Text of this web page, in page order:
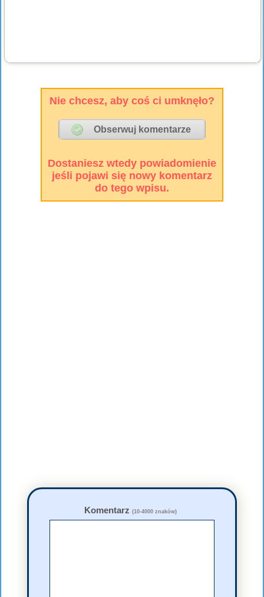
Nie chcesz, aby coś ci umknęło?
Dostaniesz wtedy powiadomienie
jeśli pojawi się nowy komentarz
do tego wpisu.
Komentarz (10-4000 znaków)